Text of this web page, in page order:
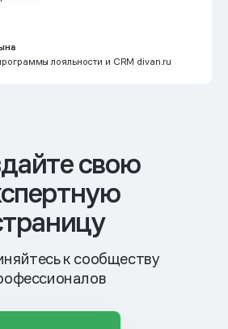
лояльности и CRM divan.ru
свою
к сообществу